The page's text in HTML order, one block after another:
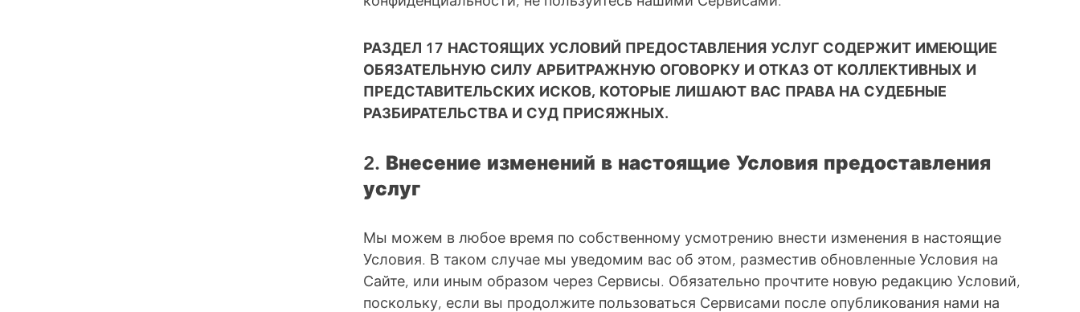
РАЗДЕЛ 17 НАСТОЯЩИХ УСЛОВИЙ ПРЕДОСТАВЛЕНИЯ УСЛУГ СОДЕРЖИТ ИМЕЮЩИЕ
ОБЯЗАТЕЛЬНУЮ СИЛУ АРБИТРАЖНУЮ ОГОВОРКУ И ОТКАЗ ОТ КОЛЛЕКТИВНЫХ И
ПРЕДСТАВИТЕЛЬСКИХ ИСКОВ, КОТОРЫЕ ЛИШАЮТ ВАС ПРАВА НА СУДЕБНЫЕ
РАЗБИРАТЕЛЬСТВА И СУД ПРИСЯЖНЫХ.
2. Внесение изменений в настоящие Условия предоставления
услуг
Мы можем в любое время по собственному усмотрению внести изменения в настоящие
Условия. В таком случае мы уведомим вас об этом, разместив обновленные Условия на
Сайте, или иным образом через Сервисы. Обязательно прочтите новую редакцию Условий,
поскольку, если вы продолжите пользоваться Сервисами после опубликования нами на